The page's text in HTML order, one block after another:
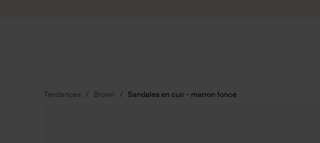
Tendances Brown Sandales en cuir - marron foncé